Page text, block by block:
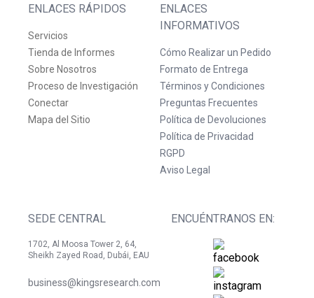
ENLACES RÁPIDOS
Servicios
Tienda de Informes
Sobre Nosotros
Proceso de Investigación
Conectar
Mapa del Sitio
ENLACES
INFORMATIVOS
Cómo Realizar un Pedido
Formato de Entrega
Términos y Condiciones
Preguntas Frecuentes
Política de Devoluciones
Política de Privacidad
RGPD
Aviso Legal
SEDE CENTRAL
1702, Al Moosa Tower 2, 64,
Sheikh Zayed Road, Dubái, EAU
business@kingsresearch.com
ENCUÉNTRANOS EN: